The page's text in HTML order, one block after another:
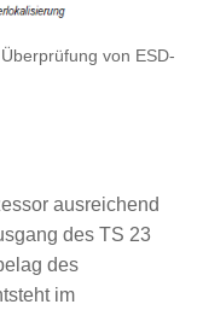
von ESD-
ausreichend
des TS 23
des
im